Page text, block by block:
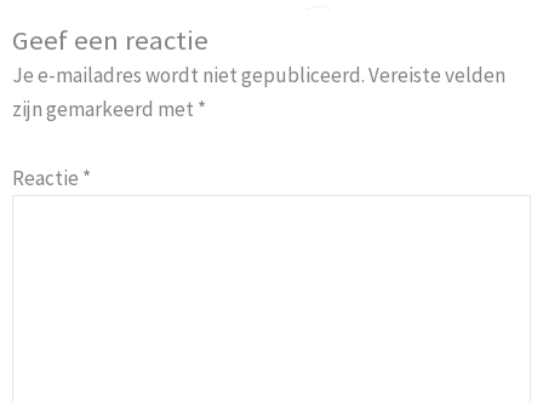
Geef een reactie
Je e-mailadres wordt niet gepubliceerd.Vereiste velden
zijn gemarkeerd met *
Reactie *